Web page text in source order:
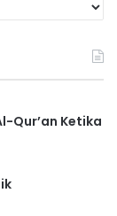
Qur’an Ketika